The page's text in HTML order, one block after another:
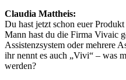
Claudia Mattheis:
Du hast jetzt schon euer
Mann hast du die Firma Vivaic
Assistenzsystem oder mehrere
ihr nennt es auch „Vivi“ – was
werden?